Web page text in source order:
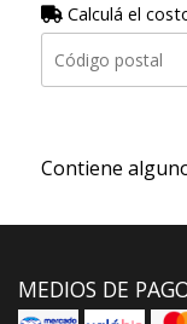
Calculá el
Contiene
MEDIOS DE